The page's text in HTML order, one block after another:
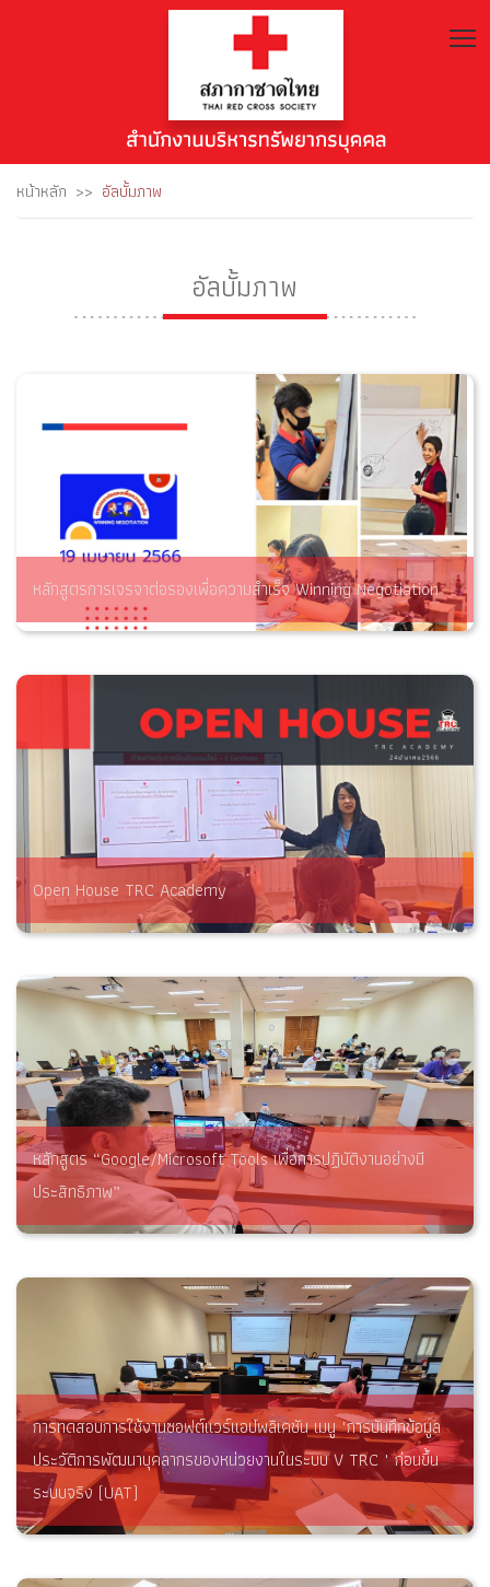
หน้าหลัก อัลบั้มภาพ
อัลบั้มภาพ
หลักสูตรการเจรจาต่อรองเพื่อความสำเร็จ Winning Negotiation
Open House TRC Academy
หลักสูตร “Google/Microsoft Tools เพื่อการปฏิบัติงานอย่างมี
ประสิทธิภาพ”
การทดสอบการใช้งานซอฟต์แวร์แอปพลิเคชัน เมนู "การบันทึกข้อมูล
ประวัติการพัฒนาบุคลากรของหน่วยงานในระบบ V TRC " ก่อนขึ้น
ระบบจริง (UAT)